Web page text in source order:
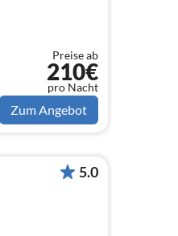
Preise ab
210€
pro Nacht
Zum Angebot
5.0